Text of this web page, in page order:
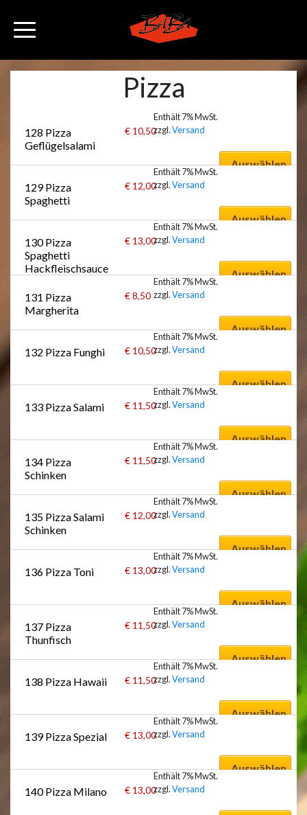
Pizza
128 Pizza
Geflügelsalami
€ 10,50
Enthält 7% MwSt.
zzgl.Versand
Auswählen
129 Pizza
Spaghetti
€ 12,00
Enthält 7% MwSt.
zzgl.Versand
Auswählen
130 Pizza
Spaghetti
Hackfleischsauce
€ 13,00
Enthält 7% MwSt.
zzgl.Versand
Auswählen
131 Pizza
Margherita
€8,50
Enthält 7% MwSt.
zzgl.Versand
Auswählen
132 Pizza Funghi
€ 10,50
Enthält 7% MwSt.
zzgl.Versand
Auswählen
133 Pizza Salami
€ 11,50
Enthält 7% MwSt.
zzgl.Versand
Auswählen
134 Pizza
Schinken
€ 11,50
Enthält 7% MwSt.
zzgl.Versand
Auswählen
135 Pizza Salami
Schinken
€ 12,00
Enthält 7% MwSt.
zzgl.Versand
Auswählen
136 Pizza Toni
€ 13,00
Enthält 7% MwSt.
zzgl.Versand
Auswählen
137 Pizza
Thunfisch
€ 11,50
Enthält 7% MwSt.
zzgl.Versand
Auswählen
138 Pizza Hawaii
€ 11,50
Enthält 7% MwSt.
zzgl.Versand
Auswählen
139 Pizza Spezial
€ 13,00
Enthält 7% MwSt.
zzgl.Versand
Auswählen
140 Pizza Milano
€ 13,00
Enthält 7% MwSt.
zzgl.Versand